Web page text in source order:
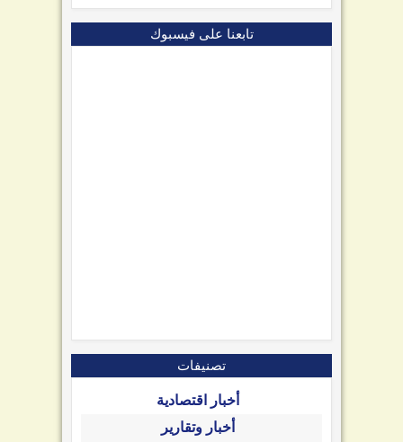
تابعنا على فيسبوك
تصنيفات
أخبار اقتصادية
أخبار وتقارير